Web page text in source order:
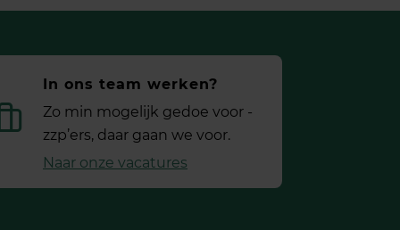
In ons team werken?
Zo min mogelijk gedoe voor ­
zzp’ers, daar gaan we voor.
Naar onze vacatures